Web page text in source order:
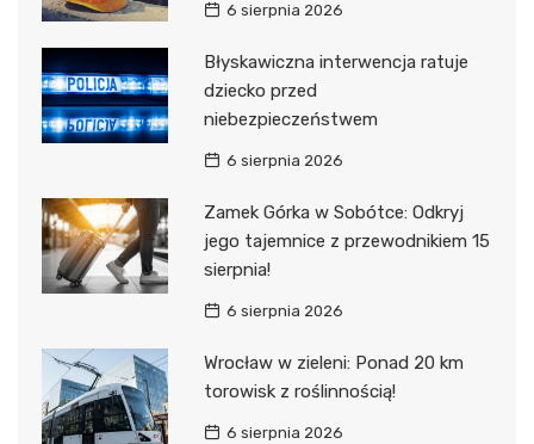
6 sierpnia 2026
Błyskawiczna interwencja ratuje
dziecko przed
niebezpieczeństwem
6 sierpnia 2026
Zamek Górka w Sobótce: Odkryj
jego tajemnice z przewodnikiem 15
sierpnia!
6 sierpnia 2026
Wrocław w zieleni: Ponad 20 km
torowisk z roślinnością!
6 sierpnia 2026